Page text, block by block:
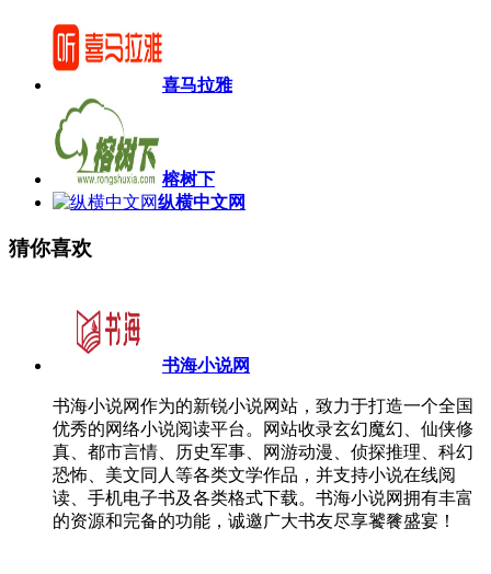
喜马拉雅
榕树下
纵横中文网
猜你喜欢
书海小说网
书海小说网作为的新锐小说网站，致力于打造一个全国
优秀的网络小说阅读平台。网站收录玄幻魔幻、仙侠修
真、都市言情、历史军事、网游动漫、侦探推理、科幻
恐怖、美文同人等各类文学作品，并支持小说在线阅
读、手机电子书及各类格式下载。书海小说网拥有丰富
的资源和完备的功能，诚邀广大书友尽享饕餮盛宴！